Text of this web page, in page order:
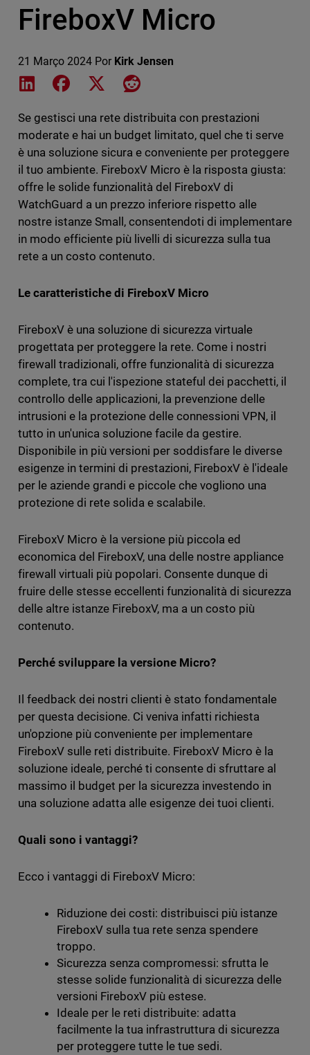
FireboxV Micro
21 Março 2024 Por Kirk Jensen
Share on LinkedIn
Share on Facebook
Share on XShare on Reddit
Se gestisci una rete distribuita con prestazioni
moderate e hai un budget limitato, quel che ti serve
è una soluzione sicura e conveniente per proteggere
il tuo ambiente. FireboxV Micro è la risposta giusta:
offre le solide funzionalità del FireboxV di
WatchGuard a un prezzo inferiore rispetto alle
nostre istanze Small, consentendoti di implementare
in modo efficiente più livelli di sicurezza sulla tua
rete a un costo contenuto.
Le caratteristiche di FireboxV Micro
FireboxV è una soluzione di sicurezza virtuale
progettata per proteggere la rete. Come i nostri
firewall tradizionali, offre funzionalità di sicurezza
complete, tra cui l'ispezione stateful dei pacchetti, il
controllo delle applicazioni, la prevenzione delle
intrusioni e la protezione delle connessioni VPN, il
tutto in un'unica soluzione facile da gestire.
Disponibile in più versioni per soddisfare le diverse
esigenze in termini di prestazioni, FireboxV è l'ideale
per le aziende grandi e piccole che vogliono una
protezione di rete solida e scalabile.
FireboxV Micro è la versione più piccola ed
economica del FireboxV, una delle nostre appliance
firewall virtuali più popolari. Consente dunque di
fruire delle stesse eccellenti funzionalità di sicurezza
delle altre istanze FireboxV, ma a un costo più
contenuto.
Perché sviluppare la versione Micro?
Il feedback dei nostri clienti è stato fondamentale
per questa decisione. Ci veniva infatti richiesta
un'opzione più conveniente per implementare
FireboxV sulle reti distribuite. FireboxV Micro è la
soluzione ideale, perché ti consente di sfruttare al
massimo il budget per la sicurezza investendo in
una soluzione adatta alle esigenze dei tuoi clienti.
Quali sono i vantaggi?
Ecco i vantaggi di FireboxV Micro:
Riduzione dei costi: distribuisci più istanze
FireboxV sulla tua rete senza spendere
troppo.
Sicurezza senza compromessi: sfrutta le
stesse solide funzionalità di sicurezza delle
versioni FireboxV più estese.
Ideale per le reti distribuite: adatta
facilmente la tua infrastruttura di sicurezza
per proteggere tutte le tue sedi.